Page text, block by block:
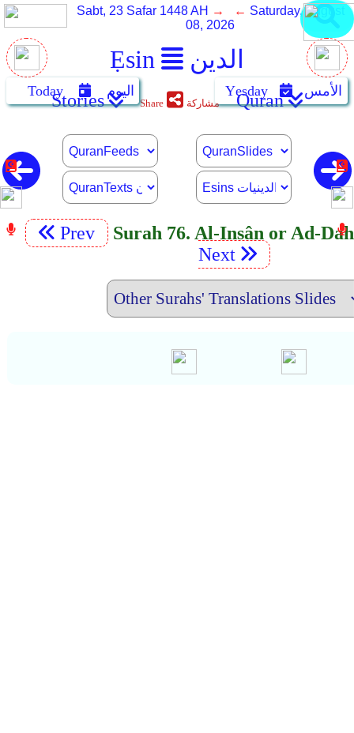
Ẹsin الدين
Sabt, 23 Safar 1448 AH → ← Saturday, August
08, 2026
Today اليوم Yẹsday الأمس Stories Share مشاركة Quran
Prev
Surah 76. Al-Insân or Ad-
Next